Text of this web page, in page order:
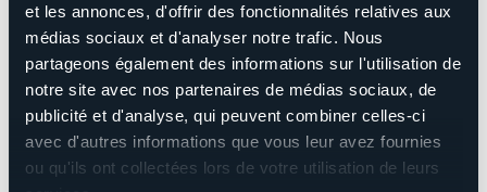
et les annonces, d'offrir des fonctionnalités relatives aux
médias sociaux et d'analyser notre trafic. Nous
partageons également des informations sur l'utilisation de
notre site avec nos partenaires de médias sociaux, de
publicité et d'analyse, qui peuvent combiner celles-ci
avec d'autres informations que vous leur avez fournies
ou qu'ils ont collectées lors de votre utilisation de leurs
Nombres de chambres
16
Nombres de lits
24
E-mail
ravascoghiffa@libero.it
Téléphone